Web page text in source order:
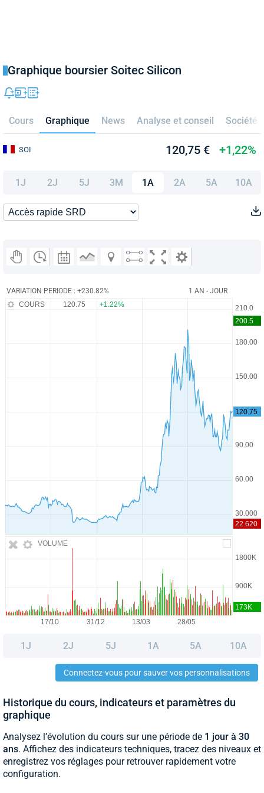
Graphique boursier Soitec Silicon
Cours Graphique News Analyse et conseil Société
SOI 120,75 € +1,22%
1J 2J 5J 3M 1A 2A 5A 10A
VARIATION PERIODE : +230.82% 1 AN - JOUR
VOLUME
COURS 120.75 +1.22%
1J 2J 5J 1A 5A 10A
Connectez-vous pour sauver vos personnalisations
Historique du cours, indicateurs et paramètres du
graphique
Analysez l’évolution du cours sur une période de 1 jour à 30
ans. Affichez des indicateurs techniques, tracez des niveaux et
enregistrez vos réglages pour retrouver rapidement votre
configuration.